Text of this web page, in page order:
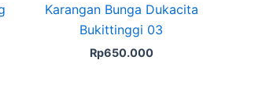
Karangan Bunga Dukacita
Bukittinggi 03
Rp650.000